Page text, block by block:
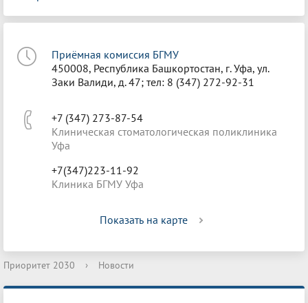
Приёмная комиссия БГМУ
450008, Республика Башкортостан, г. Уфа, ул.
Заки Валиди, д. 47; тел: 8 (347) 272-92-31
+7 (347) 273-87-54
Клиническая стоматологическая поликлиника
Уфа
+7(347)223-11-92
Клиника БГМУ Уфа
Показать на карте
Приоритет 2030 › Новости